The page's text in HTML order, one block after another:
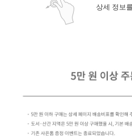
상세 정보